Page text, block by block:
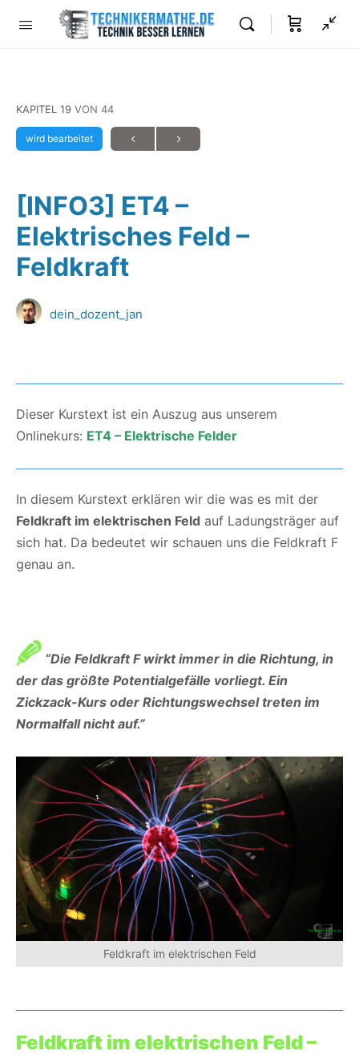
KAPITEL 19 VON 44
wird bearbeitet
[INFO3] ET4 –
Elektrisches Feld –
Feldkraft
dein_dozent_jan
Dieser Kurstext ist ein Auszug aus unserem
Onlinekurs: ET4 – Elektrische Felder
In diesem Kurstext erklären wir die was es mit der
Feldkraft im elektrischen Feld auf Ladungsträger auf
sich hat. Da bedeutet wir schauen uns die Feldkraft F
genau an.
“Die Feldkraft F wirkt immer in die Richtung, in
der das größte Potentialgefälle vorliegt. Ein
Zickzack-Kurs oder Richtungswechsel treten im
Normalfall nicht auf.”
Feldkraft im elektrischen Feld
Feldkraft im elektrischen Feld –